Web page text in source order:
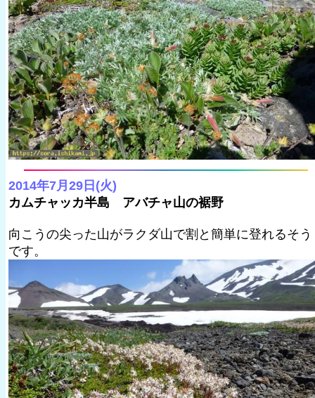
2014年7月29日(火)
カムチャッカ半島 アバチャ山の裾野
向こうの尖った山がラクダ山で割と簡単に登れるそう
です。